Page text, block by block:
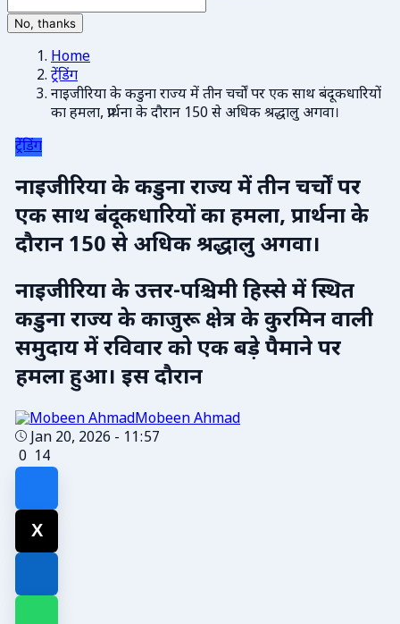
No, thanks
Home
ट्रेंडिंग
नाइजीरिया के कडुना राज्य में तीन चर्चों पर एक साथ बंदूकधारियों
का हमला, प्रार्थना के दौरान 150 से अधिक श्रद्धालु अगवा।
ट्रेंडिंग
नाइजीरिया के कडुना राज्य में तीन चर्चों पर
एक साथ बंदूकधारियों का हमला, प्रार्थना के
दौरान 150 से अधिक श्रद्धालु अगवा।
नाइजीरिया के उत्तर-पश्चिमी हिस्से में स्थित
कडुना राज्य के काजुरू क्षेत्र के कुरमिन वाली
समुदाय में रविवार को एक बड़े पैमाने पर
हमला हुआ। इस दौरान
Mobeen Ahmad
Jan 20, 2026 - 11:57
0 14